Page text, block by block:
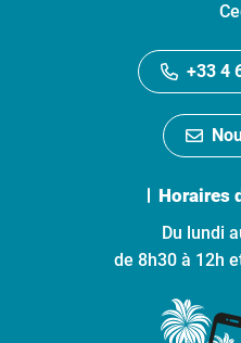
+33 4
Horaires
Du lundi
de 8h30 à 12h